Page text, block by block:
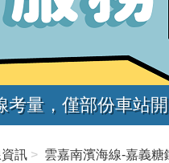
考量，僅部份車站
訊 雲嘉南濱海線-嘉義糖